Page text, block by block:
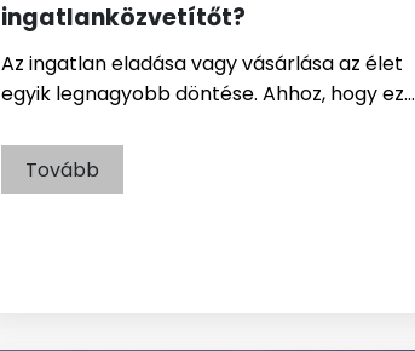
ingatlanközvetítőt?
Az ingatlan eladása vagy vásárlása az élet
egyik legnagyobb döntése. Ahhoz, hogy ez…
Tovább